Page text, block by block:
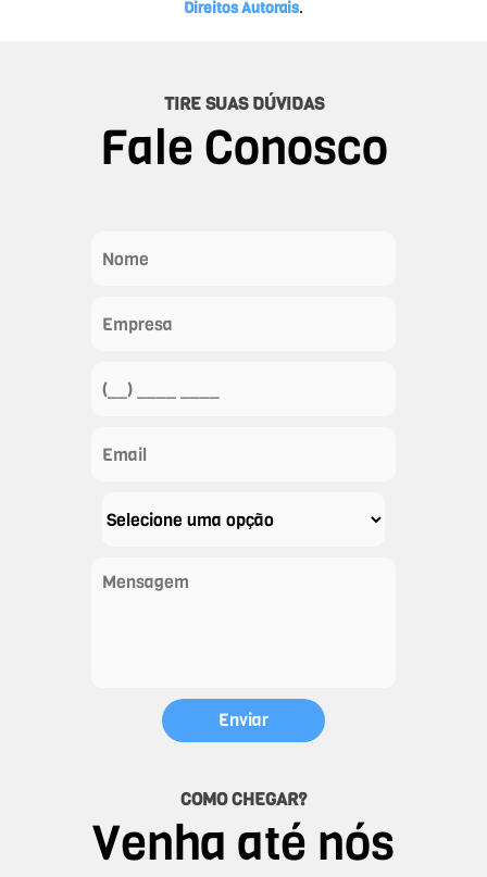
Direitos Autorais.
TIRE SUAS DÚVIDAS
Fale Conosco
COMO CHEGAR?
Venha até nós